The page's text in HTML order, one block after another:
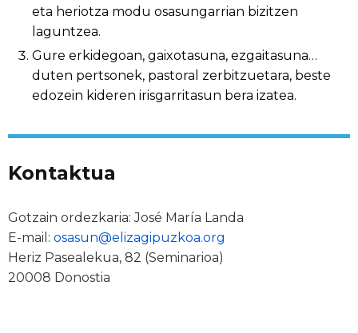
eta heriotza modu osasungarrian bizitzen
laguntzea.
Gure erkidegoan, gaixotasuna, ezgaitasuna…
duten pertsonek, pastoral zerbitzuetara, beste
edozein kideren irisgarritasun bera izatea.
Kontaktua
Gotzain ordezkaria: José María Landa
E-mail: osasun@elizagipuzkoa.org
Heriz Pasealekua, 82 (Seminarioa)
20008 Donostia